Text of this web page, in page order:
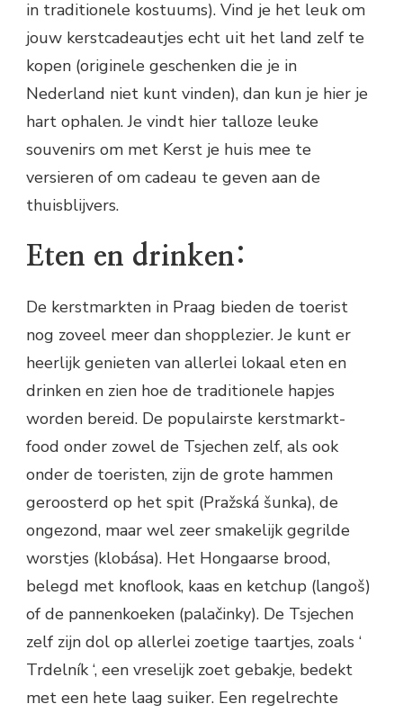
in traditionele kostuums). Vind je het leuk om
jouw kerstcadeautjes echt uit het land zelf te
kopen (originele geschenken die je in
Nederland niet kunt vinden), dan kun je hier je
hart ophalen. Je vindt hier talloze leuke
souvenirs om met Kerst je huis mee te
versieren of om cadeau te geven aan de
thuisblijvers.
Eten en drinken:
De kerstmarkten in Praag bieden de toerist
nog zoveel meer dan shopplezier. Je kunt er
heerlijk genieten van allerlei lokaal eten en
drinken en zien hoe de traditionele hapjes
worden bereid. De populairste kerstmarkt-
food onder zowel de Tsjechen zelf, als ook
onder de toeristen, zijn de grote hammen
geroosterd op het spit (Pražská šunka), de
ongezond, maar wel zeer smakelijk gegrilde
worstjes (klobása). Het Hongaarse brood,
belegd met knoflook, kaas en ketchup (langoš)
of de pannenkoeken (palačinky). De Tsjechen
zelf zijn dol op allerlei zoetige taartjes, zoals ‘
Trdelník ‘, een vreselijk zoet gebakje, bedekt
met een hete laag suiker. Een regelrechte